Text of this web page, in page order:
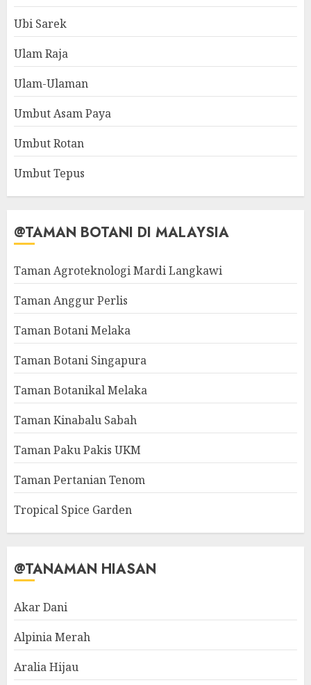
Ubi Sarek
Ulam Raja
Ulam-Ulaman
Umbut Asam Paya
Umbut Rotan
Umbut Tepus
@TAMAN BOTANI DI MALAYSIA
Taman Agroteknologi Mardi Langkawi
Taman Anggur Perlis
Taman Botani Melaka
Taman Botani Singapura
Taman Botanikal Melaka
Taman Kinabalu Sabah
Taman Paku Pakis UKM
Taman Pertanian Tenom
Tropical Spice Garden
@TANAMAN HIASAN
Akar Dani
Alpinia Merah
Aralia Hijau